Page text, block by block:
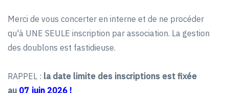
Merci de vous concerter en interne et de ne procéder
qu'à UNE SEULE inscription par association. La gestion
des doublons est fastidieuse.
RAPPEL : la date limite des inscriptions est fixée
au 07 juin 2026 !